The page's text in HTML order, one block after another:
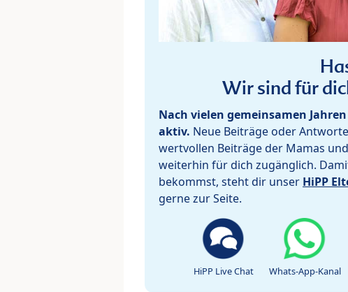
Wir sind für
Nach vielen gemeinsamen
aktiv. Neue Beiträge oder
wertvollen Beiträge der Mamas
weiterhin für dich zugänglich.
bekommst, steht dir unser HiPP
gerne zur Seite.
HiPP Live Chat Whats-App-Kanal